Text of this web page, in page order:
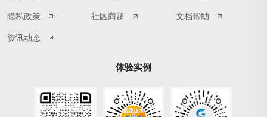
隐私政策
资讯动态
社区商超 文档帮助
体验实例